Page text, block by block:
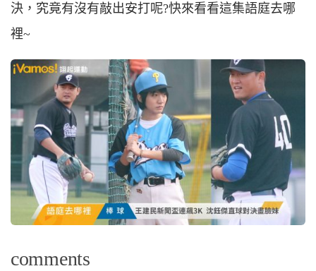
決，究竟有沒有敲出安打呢?快來看看這集語庭去哪
裡~
comments